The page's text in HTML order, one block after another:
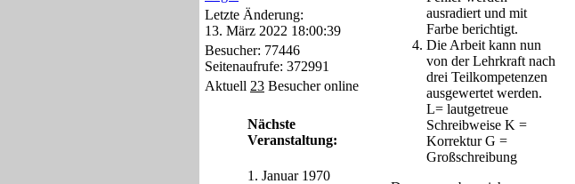
Letzte Änderung:
13. März 2022 18:00:39
Besucher: 77446
Seitenaufrufe: 372991
Aktuell 23 Besucher online
Nächste
Veranstaltung:
1. Januar 1970
ausradiert und mit
Farbe berichtigt.
Die Arbeit kann nun
von der Lehrkraft nach
drei Teilkompetenzen
ausgewertet werden.
L= lautgetreue
Schreibweise K =
Korrektur G =
Großschreibung